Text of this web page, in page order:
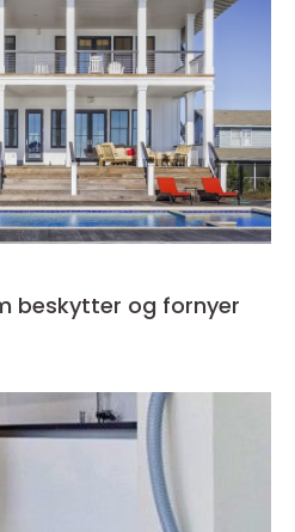
beskytter og fornyer